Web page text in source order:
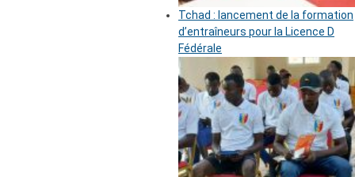
Tchad : lancement de la formation
d’entraîneurs pour la Licence D
Fédérale